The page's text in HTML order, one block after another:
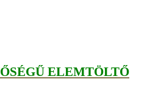
ELEMTÖLTŐ